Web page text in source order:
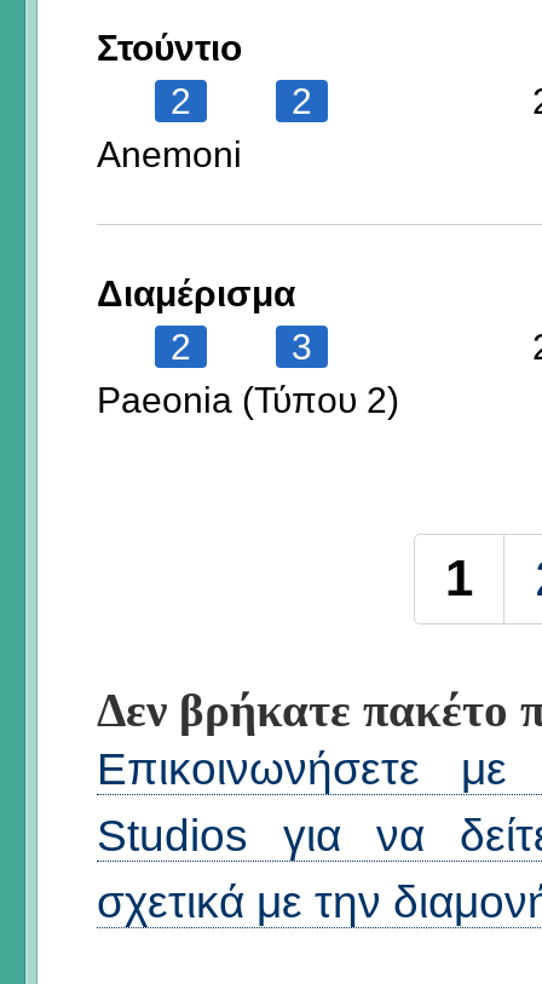
Στούντιο
2
2
Anemoni
Διαμέρισμα
2
3
Paeonia (Τύπου 2)
1
Δεν βρήκατε πακέτο
Επικοινωνήσετε
Studios για να
σχετικά με την